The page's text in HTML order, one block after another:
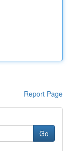
Report Page
Go